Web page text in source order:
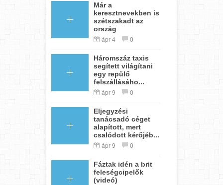
Már a
keresztnevekben is
szétszakadt az
ország
ápr 4 0
Háromszáz taxis
segített világítani
egy repülő
felszállásáho...
ápr 9 0
Eljegyzési
tanácsadó céget
alapított, mert
csalódott kérőjéb...
ápr 9 0
Fáztak idén a brit
feleségcipelők
(videó)